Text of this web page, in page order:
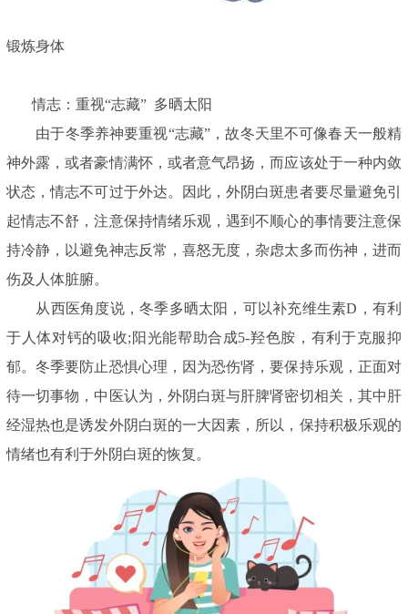
锻炼身体
情志：重视“志藏” 多晒太阳
由于冬季养神要重视“志藏”，故冬天里不可像春天一般精
神外露，或者豪情满怀，或者意气昂扬，而应该处于一种内敛
状态，情志不可过于外达。因此，外阴白斑患者要尽量避免引
起情志不舒，注意保持情绪乐观，遇到不顺心的事情要注意保
持冷静，以避免神志反常，喜怒无度，杂虑太多而伤神，进而
伤及人体脏腑。
从西医角度说，冬季多晒太阳，可以补充维生素D，有利
于人体对钙的吸收;阳光能帮助合成5-羟色胺，有利于克服抑
郁。冬季要防止恐惧心理，因为恐伤肾，要保持乐观，正面对
待一切事物，中医认为，外阴白斑与肝脾肾密切相关，其中肝
经湿热也是诱发外阴白斑的一大因素，所以，保持积极乐观的
情绪也有利于外阴白斑的恢复。